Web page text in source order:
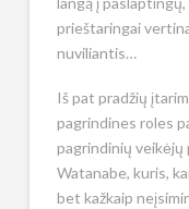
prieštaringai
nuviliantis…
Iš pat pradžių
pagrindines roles
pagrindinių veikėjų
Watanabe, kuris,
bet kažkaip